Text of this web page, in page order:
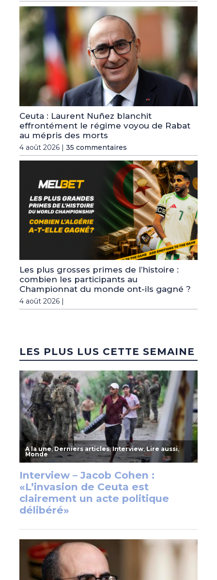
Ceuta : Laurent Nuñez blanchit
effrontément le régime voyou de Rabat
au mépris des morts
4 août 2026 | 35 commentaires
Les plus grosses primes de l’histoire :
combien les participants au
Championnat du monde ont-ils gagné ?
4 août 2026 |
LES PLUS LUS CETTE SEMAINE